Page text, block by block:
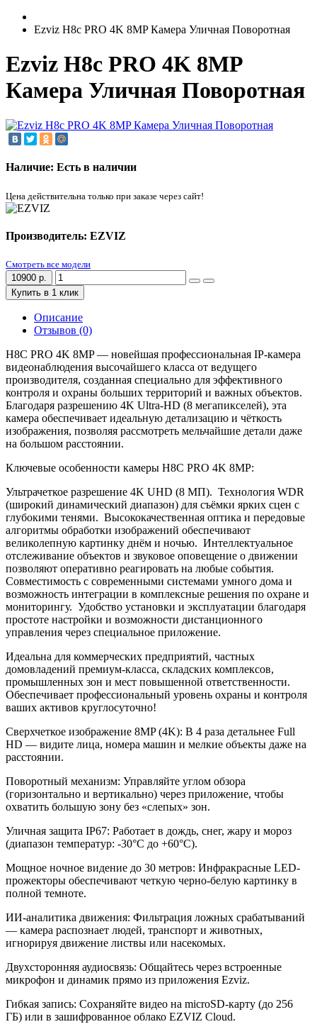
Ezviz H8c PRO 4K 8MP Камера Уличная Поворотная
Ezviz H8c PRO 4K 8MP
Камера Уличная Поворотная
Наличие: Есть в наличии
Цена действительна только при заказе через сайт!
Производитель: EZVIZ
Смотреть все модели
10900 р.
Купить в 1 клик
Описание
Отзывов (0)
H8C PRO 4K 8MP — новейшая профессиональная IP-камера
видеонаблюдения высочайшего класса от ведущего
производителя, созданная специально для эффективного
контроля и охраны больших территорий и важных объектов.
Благодаря разрешению 4K Ultra-HD (8 мегапикселей), эта
камера обеспечивает идеальную детализацию и чёткость
изображения, позволяя рассмотреть мельчайшие детали даже
на большом расстоянии.
Ключевые особенности камеры H8C PRO 4K 8MP:
Ультрачеткое разрешение 4K UHD (8 МП). Технология WDR
(широкий динамический диапазон) для съёмки ярких сцен с
глубокими тенями. Высококачественная оптика и передовые
алгоритмы обработки изображений обеспечивают
великолепную картинку днём и ночью. Интеллектуальное
отслеживание объектов и звуковое оповещение о движении
позволяют оперативно реагировать на любые события.
Совместимость с современными системами умного дома и
возможность интеграции в комплексные решения по охране и
мониторингу. Удобство установки и эксплуатации благодаря
простоте настройки и возможности дистанционного
управления через специальное приложение.
Идеальна для коммерческих предприятий, частных
домовладений премиум-класса, складских комплексов,
промышленных зон и мест повышенной ответственности.
Обеспечивает профессиональный уровень охраны и контроля
ваших активов круглосуточно!
Сверхчеткое изображение 8MP (4K): В 4 раза детальнее Full
HD — видите лица, номера машин и мелкие объекты даже на
расстоянии.
Поворотный механизм: Управляйте углом обзора
(горизонтально и вертикально) через приложение, чтобы
охватить большую зону без «слепых» зон.
Уличная защита IP67: Работает в дождь, снег, жару и мороз
(диапазон температур: -30°C до +60°C).
Мощное ночное видение до 30 метров: Инфракрасные LED-
прожекторы обеспечивают четкую черно-белую картинку в
полной темноте.
ИИ-аналитика движения: Фильтрация ложных срабатываний
— камера распознает людей, транспорт и животных,
игнорируя движение листвы или насекомых.
Двухсторонняя аудиосвязь: Общайтесь через встроенные
микрофон и динамик прямо из приложения Ezviz.
Гибкая запись: Сохраняйте видео на microSD-карту (до 256
ГБ) или в зашифрованное облако EZVIZ Cloud.